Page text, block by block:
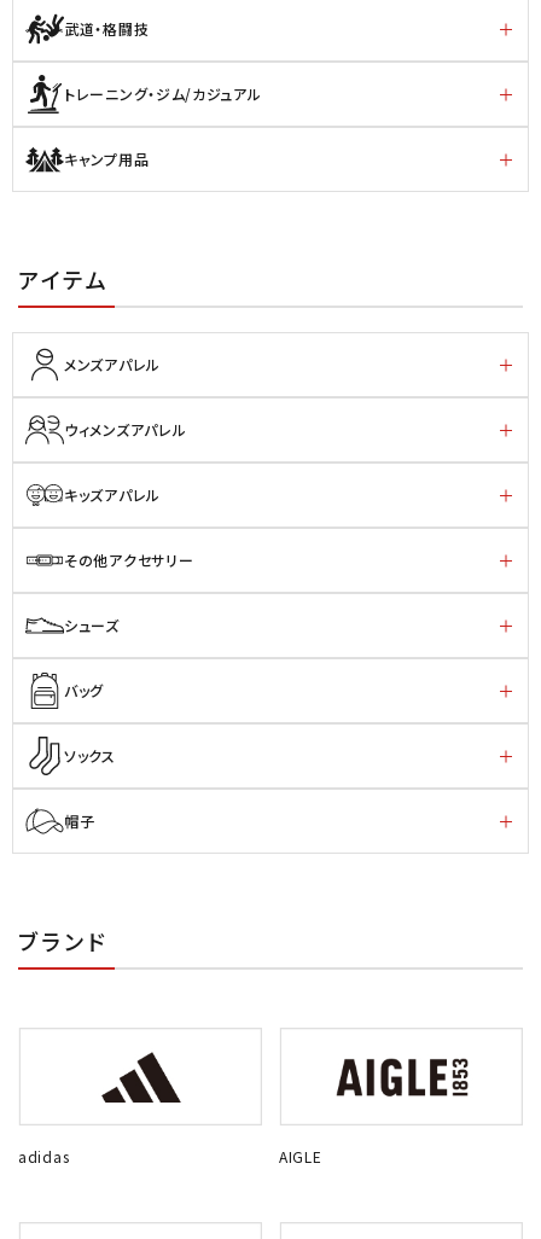
武道・格闘技
トレーニング・ジム/カジュアル
キャンプ用品
アイテム
メンズアパレル
ウィメンズアパレル
キッズアパレル
その他アクセサリー
シューズ
バッグ
ソックス
帽子
ブランド
adidas AIGLE